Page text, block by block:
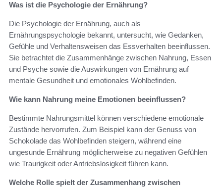
Was ist die Psychologie der Ernährung?
Die Psychologie der Ernährung, auch als
Ernährungspsychologie bekannt, untersucht, wie Gedanken,
Gefühle und Verhaltensweisen das Essverhalten beeinflussen.
Sie betrachtet die Zusammenhänge zwischen Nahrung, Essen
und Psyche sowie die Auswirkungen von Ernährung auf
mentale Gesundheit und emotionales Wohlbefinden.
Wie kann Nahrung meine Emotionen beeinflussen?
Bestimmte Nahrungsmittel können verschiedene emotionale
Zustände hervorrufen. Zum Beispiel kann der Genuss von
Schokolade das Wohlbefinden steigern, während eine
ungesunde Ernährung möglicherweise zu negativen Gefühlen
wie Traurigkeit oder Antriebslosigkeit führen kann.
Welche Rolle spielt der Zusammenhang zwischen